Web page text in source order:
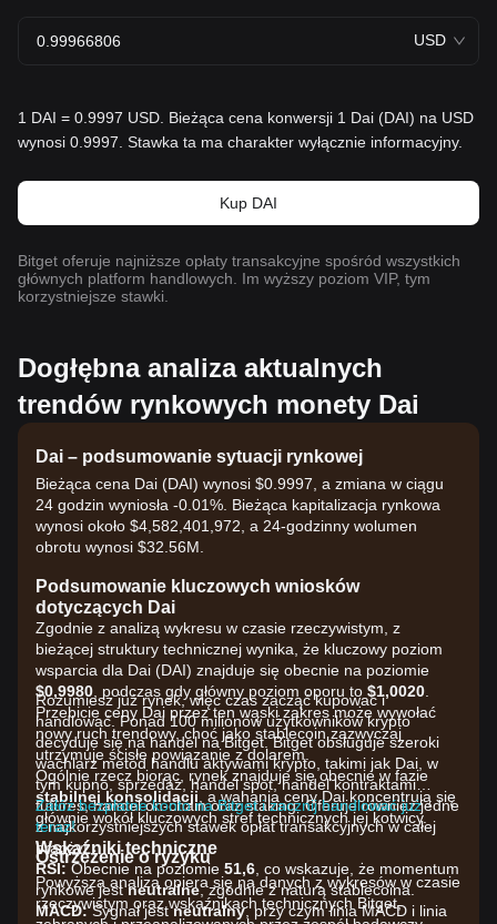
USD
1 DAI = 0.9997 USD. Bieżąca cena konwersji 1 Dai (DAI) na USD
wynosi 0.9997. Stawka ta ma charakter wyłącznie informacyjny.
Kup DAI
Bitget oferuje najniższe opłaty transakcyjne spośród wszystkich
głównych platform handlowych. Im wyższy poziom VIP, tym
korzystniejsze stawki.
Dogłębna analiza aktualnych
trendów rynkowych monety Dai
Dai – podsumowanie sytuacji rynkowej
Bieżąca cena Dai (DAI) wynosi $0.9997, a zmiana w ciągu
24 godzin wyniosła -0.01%. Bieżąca kapitalizacja rynkowa
wynosi około $4,582,401,972, a 24-godzinny wolumen
obrotu wynosi $32.56M.
Podsumowanie kluczowych wniosków
dotyczących Dai
Zgodnie z analizą wykresu w czasie rzeczywistym, z
bieżącej struktury technicznej wynika, że kluczowy poziom
wsparcia dla Dai (DAI) znajduje się obecnie na poziomie
$0,9980 , podczas gdy główny poziom oporu to $1,0020
Przebicie ceny Dai przez ten wąski zakres może wywołać
nowy ruch trendowy, choć jako stablecoin zazwyczaj
utrzymuje ścisłe powiązanie z dolarem.
Ogólnie rzecz biorąc, rynek znajduje się obecnie w fazie
stabilnej konsolidacji , a wahania ceny Dai koncentrują się
głównie wokół kluczowych stref technicznych jej kotwicy.
Wskaźniki techniczne
RSI:Obecnie na poziomie 51,6 , co wskazuje, że momentum
rynkowe jestneutralne, zgodnie z naturą stablecoina.
MACD:Sygnał jestneutralny, przy czym linia MACD i linia
Rozumiesz już rynek, więc czas zacząć kupować i
handlować. Ponad 100 milionów użytkowników krypto
decyduje się na handel na Bitget. Bitget obsługuje szeroki
wachlarz metod handlu aktywami krypto, takimi jak Dai, w
tym kupno, sprzedaż, handel spot, handel kontraktami
futures, handel on-chain oraz staking. Oferuje również jedne
z najkorzystniejszych stawek opłat transakcyjnych w całej
branży!
Załóż bezpłatne konto na Bitget i zacznij handlować już
teraz!
Ostrzeżenie o ryzyku
Powyższa analiza opiera się na danych z wykresów w czasie
rzeczywistym oraz wskaźnikach technicznych Bitget,